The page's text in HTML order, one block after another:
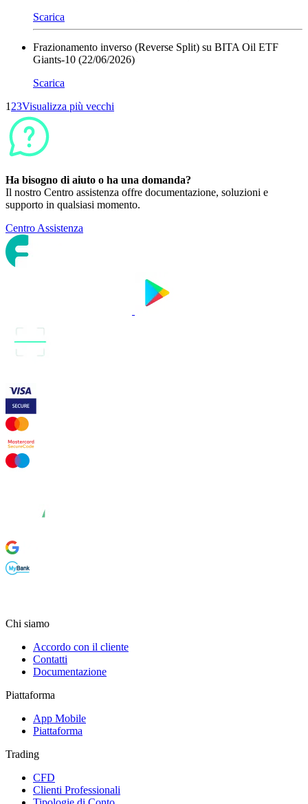
Scarica
Frazionamento inverso (Reverse Split) su BITA Oil ETF
Giants-10 (22/06/2026)
Scarica
1 23Visualizza più vecchi
Ha bisogno di aiuto o ha una domanda?
Il nostro Centro assistenza offre documentazione, soluzioni e
supporto in qualsiasi momento.
Centro Assistenza
Chi siamo
Accordo con il cliente
Contatti
Documentazione
Piattaforma
App Mobile
Piattaforma
Trading
CFD
Clienti Professionali